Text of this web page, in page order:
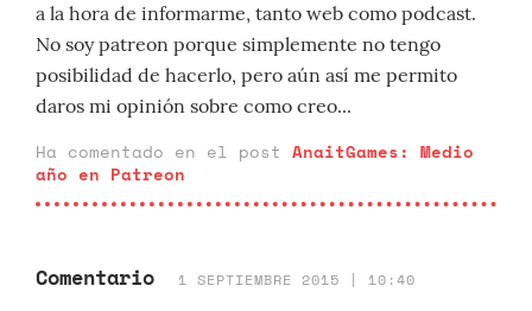
a la hora de informarme, tanto web como podcast.
No soy patreon porque simplemente no tengo
posibilidad de hacerlo, pero aún así me permito
daros mi opinión sobre como creo...
Ha comentado en el post AnaitGames: Medio
año en Patreon
Comentario 1 SEPTIEMBRE 2015 | 10:40